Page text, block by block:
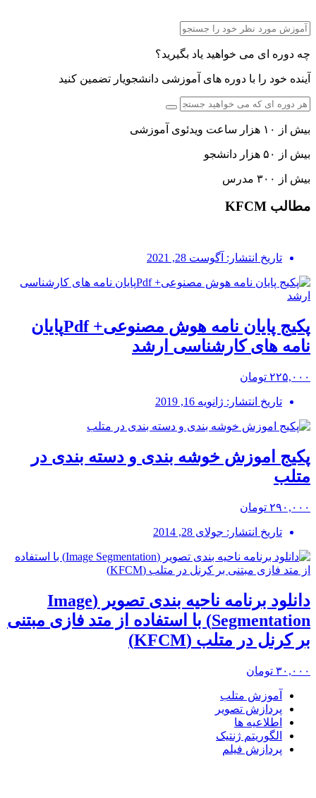
چه دوره ای می خواهید یاد بگیرید؟
آینده خود را با دوره های آموزشی دانشجویار تضمین کنید
بیش از ۱۰ هزار ساعت ویدئوی آموزشی
بیش از ۵۰ هزار دانشجو
بیش از ۳۰۰ مدرس
مطالب KFCM
تاریخ انتشار: آگوست 28, 2021
پکیج پایان نامه هوش مصنوعی+ Pdfپایان
نامه های کارشناسی ارشد
۲۲۵,۰۰۰ تومان
تاریخ انتشار: ژانویه 16, 2019
پکیج اموزش خوشه بندی و دسته بندی در
متلب
۲۹۰,۰۰۰ تومان
تاریخ انتشار: جولای 28, 2014
دانلود برنامه ناحیه بندی تصویر (Image
Segmentation) با استفاده از متد فازی مبتنی
بر کرنل در متلب (KFCM)
۳۰,۰۰۰ تومان
آموزش متلب
پردازش تصویر
اطلاعیه ها
الگوریتم ژنتیک
پردازش فیلم